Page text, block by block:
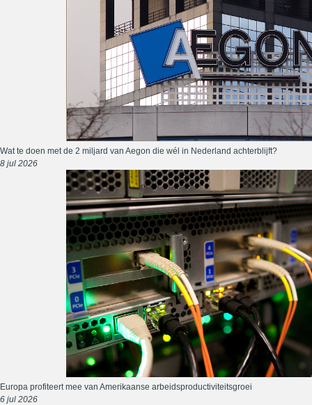
Wat te doen met de 2 miljard van Aegon die wél in Nederland achterblijft?
8 jul 2026
Europa profiteert mee van Amerikaanse arbeidsproductiviteitsgroei
6 jul 2026